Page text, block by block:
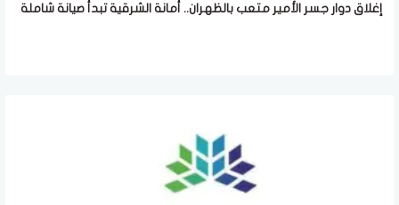
إغلاق دوار جسر الأمير متعب بالظهران.. أمانة الشرقية تبدأ صيانة شاملة